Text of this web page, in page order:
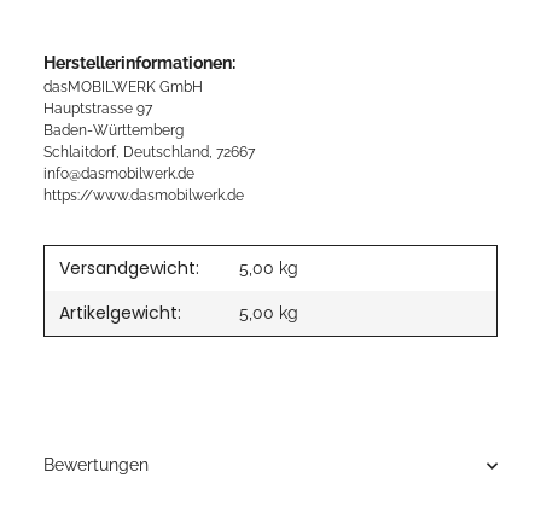
Herstellerinformationen:
dasMOBILWERK GmbH
Hauptstrasse 97
Baden-Württemberg
Schlaitdorf, Deutschland, 72667
info@dasmobilwerk.de
https://www.dasmobilwerk.de
Versandgewicht: 5,00 kg
Artikelgewicht: 5,00 kg
Bewertungen